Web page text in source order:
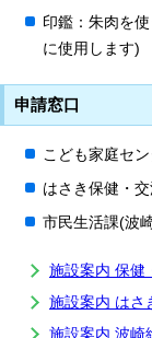
印鑑：朱肉を
に使用します)
申請窓口
こども家庭セ
はさき保健・
市民生活課(波
施設案内 保健
施設案内 はさ
施設案内 波崎